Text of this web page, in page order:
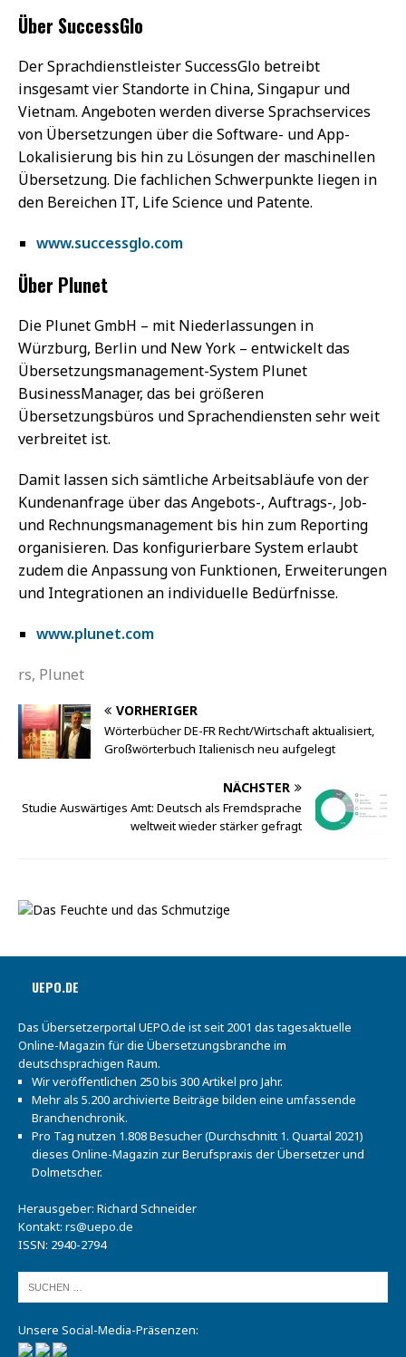
Über SuccessGlo
Der Sprachdienstleister SuccessGlo betreibt
insgesamt vier Standorte in China, Singapur und
Vietnam. Angeboten werden diverse Sprachservices
von Übersetzungen über die Software- und App-
Lokalisierung bis hin zu Lösungen der maschinellen
Übersetzung. Die fachlichen Schwerpunkte liegen in
den Bereichen IT, Life Science und Patente.
www.successglo.com
Über Plunet
Die Plunet GmbH – mit Niederlassungen in
Würzburg, Berlin und New York – entwickelt das
Übersetzungsmanagement-System Plunet
BusinessManager, das bei größeren
Übersetzungsbüros und Sprachendiensten sehr weit
verbreitet ist.
Damit lassen sich sämtliche Arbeitsabläufe von der
Kundenanfrage über das Angebots-, Auftrags-, Job-
und Rechnungsmanagement bis hin zum Reporting
organisieren. Das konfigurierbare System erlaubt
zudem die Anpassung von Funktionen, Erweiterungen
und Integrationen an individuelle Bedürfnisse.
www.plunet.com
rs, Plunet
VORHERIGER
Wörterbücher DE-FR Recht/Wirtschaft aktualisiert,
Großwörterbuch Italienisch neu aufgelegt
NÄCHSTER
Studie Auswärtiges Amt: Deutsch als Fremdsprache
weltweit wieder stärker gefragt
UEPO.DE
Das Übersetzerportal UEPO.de ist seit 2001 das tagesaktuelle
Online-Magazin für die Übersetzungsbranche im
deutschsprachigen Raum.
Wir veröffentlichen 250 bis 300 Artikel pro Jahr.
Mehr als 5.200 archivierte Beiträge bilden eine umfassende
Branchenchronik.
Pro Tag nutzen 1.808 Besucher (Durchschnitt 1. Quartal 2021)
dieses Online-Magazin zur Berufspraxis der Übersetzer und
Dolmetscher.
Herausgeber: Richard Schneider
Kontakt: rs@uepo.de
ISSN: 2940-2794
Unsere Social-Media-Präsenzen: